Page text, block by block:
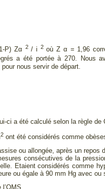
P) Zα 2/ i 2où Z α = 1,96
a été portée à 270. Nous
nous servir de départ.
a été calculé selon la règle de
2 ont été considérés comme
ou allongée, après un repos
consécutives de la
Etaient considérés comme
ou égale à 90 mm Hg avec ou